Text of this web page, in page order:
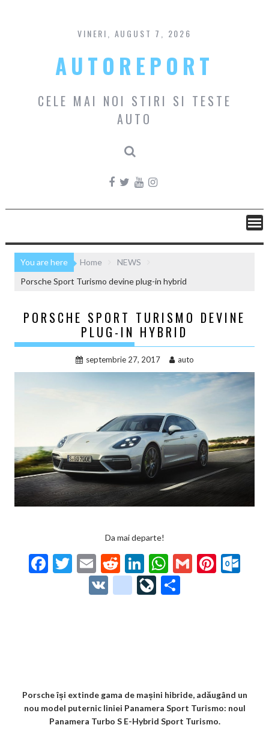
content
VINERI, AUGUST 7, 2026
AUTOREPORT
CELE MAI NOI STIRI SI TESTE
AUTO
You are here Home
NEWS
Porsche Sport Turismo devine plug-in hybrid
PORSCHE SPORT TURISMO DEVINE
PLUG-IN HYBRID
septembrie 27, 2017 auto
Da mai departe!
F T
w
itt
E
m
ai
R
e
d
Li
n
ke
W
h
at
G Pi
g
o
o
Li
Porsche își extinde gama de mașini hibride, adăugând un
nou model puternic liniei Panamera Sport Turismo: noul
Panamera Turbo S E-Hybrid Sport Turismo.